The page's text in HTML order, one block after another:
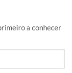
a conhecer